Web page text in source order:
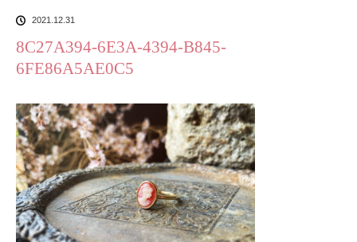
2021.12.31
8C27A394-6E3A-4394-B845-
6FE86A5AE0C5